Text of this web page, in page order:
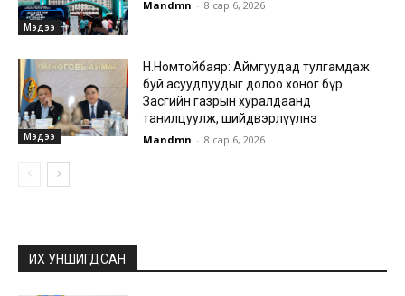
Мэдээ
Mandmn - 8 сар 6, 2026
Мэдээ
Н.Номтойбаяр: Аймгуудад тулгамдаж
буй асуудлуудыг долоо хоног бүр
Засгийн газрын хуралдаанд
танилцуулж, шийдвэрлүүлнэ
Mandmn - 8 сар 6, 2026
ИХ УНШИГДСАН